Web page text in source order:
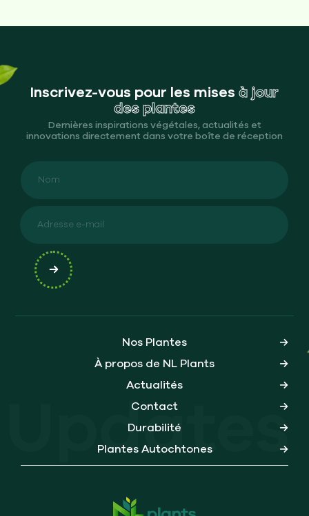
Updates
Inscrivez-vous pour les mises à jour
des plantes
Dernières inspirations végétales, actualités et
innovations directement dans votre boîte de réception
Nos Plantes
À propos de NL Plants
Actualités
Contact
Durabilité
Plantes Autochtones